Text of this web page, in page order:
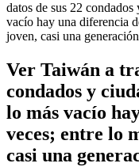
datos de sus 22
vacío hay una diferencia
joven, casi una generación
Ver Taiwán a
condados y
lo más vacío
veces; entre lo
casi una